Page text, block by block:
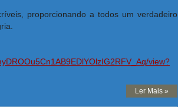
proporcionando a todos um verdadeiro
view?
Ler Mais »